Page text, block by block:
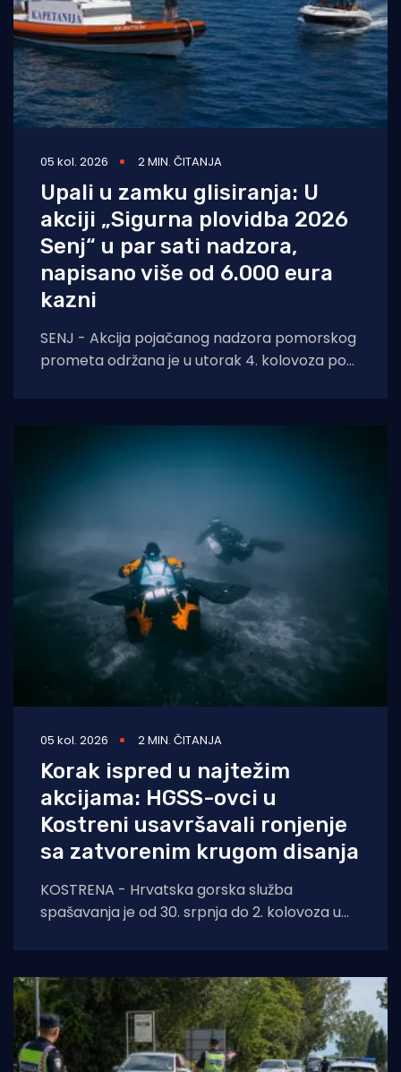
05 kol. 2026 2 MIN. ČITANJA
Upali u zamku glisiranja: U
akciji „Sigurna plovidba 2026
Senj“ u par sati nadzora,
napisano više od 6.000 eura
kazni
SENJ - Akcija pojačanog nadzora pomorskog
prometa održana je u utorak 4. kolovoza pod
05 kol. 2026 2 MIN. ČITANJA
Korak ispred u najtežim
akcijama: HGSS-ovci u
Kostreni usavršavali ronjenje
sa zatvorenim krugom disanja
KOSTRENA - Hrvatska gorska služba
spašavanja je od 30. srpnja do 2. kolovoza u